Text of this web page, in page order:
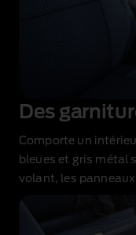
Des
Comporte un
bleues et gris métal
volant, les